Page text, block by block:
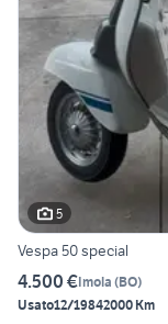
5
Vespa 50 special
4.500 €Imola (BO)
Usato12/19842000 Km